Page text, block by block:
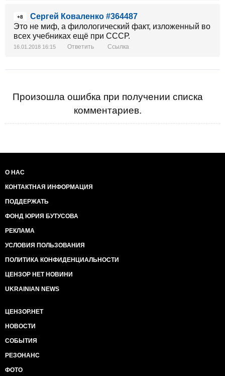
+8
Сергей Коваленко #364487
Это не миф, а филологический факт, изложенный во
всех учебниках ещё при СССР.
16.01.2018 16:15 Ответить Ссылка
Произошла ошибка при получении списка
комментариев.
О НАС
КОНТАКТНАЯ ИНФОРМАЦИЯ
ПОДДЕРЖАТЬ
ФОНД ЮРИЯ БУТУСОВА
РЕКЛАМА
УСЛОВИЯ ПОЛЬЗОВАНИЯ
ПОЛИТИКА КОНФИДЕНЦИАЛЬНОСТИ
ЦЕНЗОР НЕТ НОВИНИ
UKRAINIAN NEWS
ЦЕНЗОР.НЕТ
НОВОСТИ
СОБЫТИЯ
РЕЗОНАНС
ФОТО